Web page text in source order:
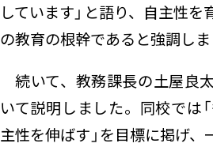
しています」と語り、自主性
の教育の根幹であると強調しま
続いて、教務課長の土屋良
いて説明しました。同校では
主性を伸ばす」を目標に掲げ